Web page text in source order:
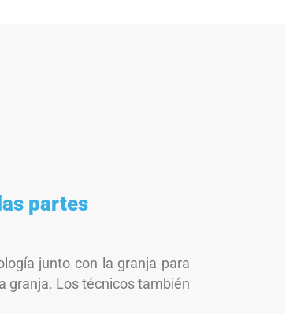
partes
junto con la granja para
granja. Los técnicos también